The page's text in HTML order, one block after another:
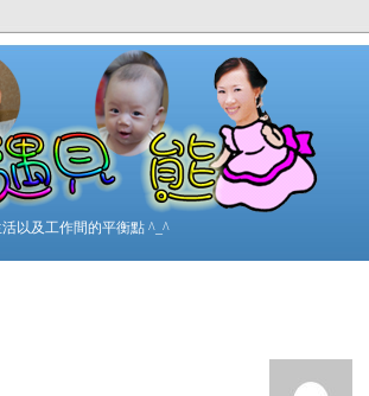
以及工作間的平衡點 ^_^